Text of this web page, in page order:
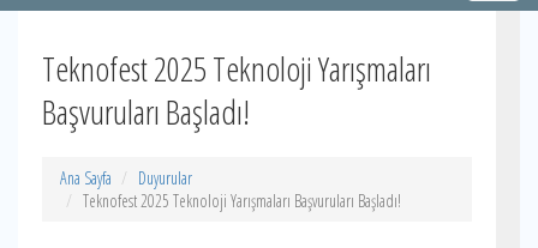
Teknofest 2025 Teknoloji Yarışmaları
Başvuruları Başladı!
Ana Sayfa
Duyurular
Teknofest 2025 Teknoloji Yarışmaları Başvuruları Başladı!